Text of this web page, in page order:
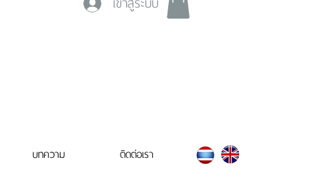
บทความ ติดต่อเรา